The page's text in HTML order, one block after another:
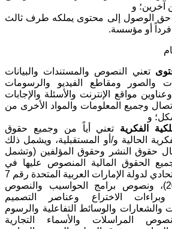
آخرين؛ و
حق الوصول إلى محتوى يملكه طرف ثالث
أو مؤسسة.
تعني النصوص والمستندات والبيانات
والصور ومقاطع الفيديو والرسومات
مواقع الإنترنت والأسئلة والإجابات
وجميع المعلومات والمواد الأخرى من
و
الفكرية تعني أياً من وجميع حقوق
الحالية و/أو المستقبلية، ويشمل ذلك
حقوق النشر وحقوق المؤلفين (وتشمل
الحقوق المالية المنصوص عليها في
القانون الاتحادي لدولة الإمارات العربية المتحدة رقم 7
لعام 2002)، ونصوص برامج الحواسيب والنصوص
وبراءات الاختراع وعناصر التصميم
والشعارات والوسائط التفاعلية والرسوم
المراسلات والأسماء التجارية